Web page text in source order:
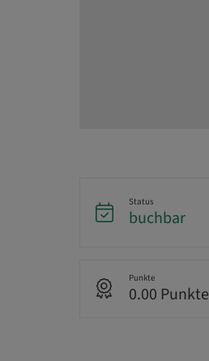
Status
buchbar
Punkte
0.00 Punkte